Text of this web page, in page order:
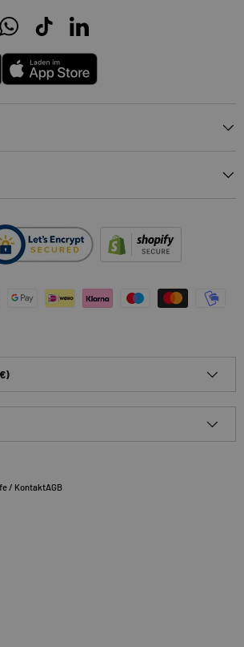
WhatsAppTikTokLinkedIn
App Store
/ KontaktAGB